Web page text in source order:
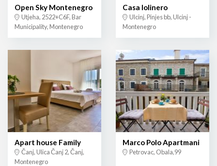
Open Sky Montenegro
Utjeha, 2522+C6F, Bar
Municipality, Montenegro
Casa lolinero
Ulcinj, Pinjes bb, Ulcinj -
Montenegro
Apart house Family
Čanj, Ulica Čanj 2, Čanj,
Montenegro
Marco Polo Apartmani
Petrovac, Obala,99